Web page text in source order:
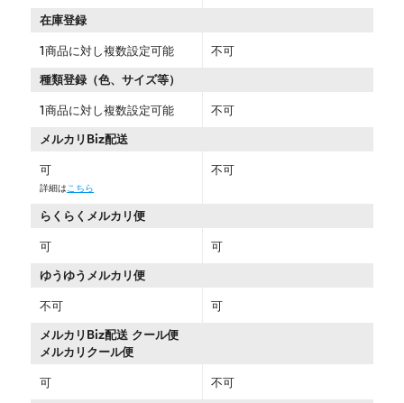
在庫登録
1商品に対し複数設定可能 不可
種類登録（色、サイズ等）
1商品に対し複数設定可能 不可
メルカリBiz配送
可
詳細はこちら
不可
らくらくメルカリ便
可 可
ゆうゆうメルカリ便
不可 可
メルカリBiz配送 クール便
メルカリクール便
可 不可